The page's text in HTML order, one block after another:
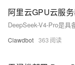
Clawdbot 363